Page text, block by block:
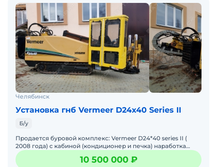
Челябинск
Установка гнб Vermeer D24x40 Series II
Б/у
Продается буровой комплекс: Vermeer D24*40 series II (
2008 года) с кабиной (кондиционер и печка) наработка
3500 м/ч, КАМАЗ 43118-46 (2013 г.в. пробег ориентиро
10 500 000 ₽